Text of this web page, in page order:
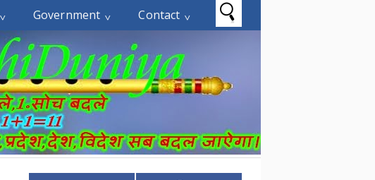
Government Contact